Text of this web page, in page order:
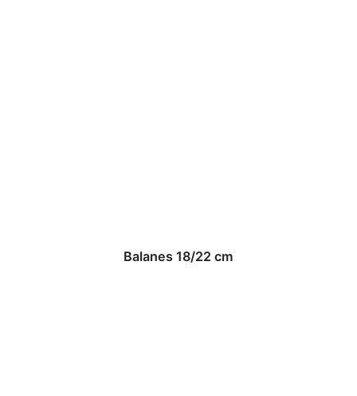
Balanes 18/22 cm